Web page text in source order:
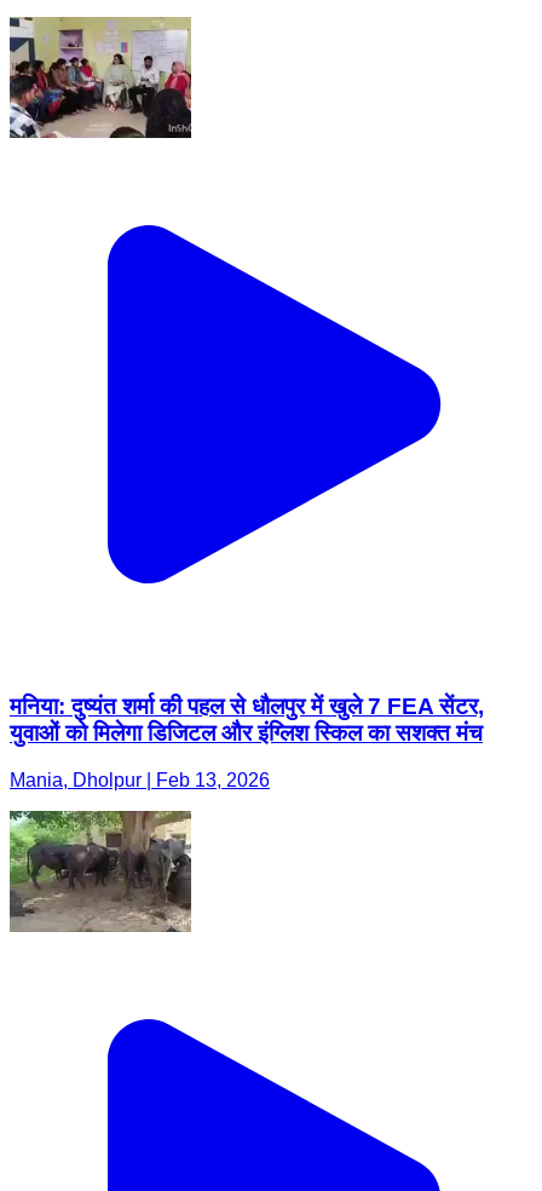
मनिया: दुष्यंत शर्मा की पहल से धौलपुर में खुले 7 FEA सेंटर,
युवाओं को मिलेगा डिजिटल और इंग्लिश स्किल का सशक्त मंच
Mania, Dholpur | Feb 13, 2026